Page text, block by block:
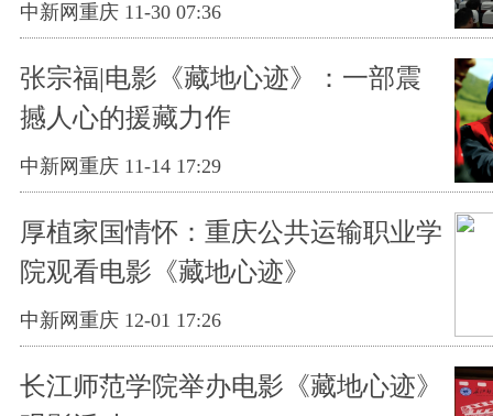
中新网重庆 11-30 07:36
张宗福|电影《藏地心迹》：一部震
撼人心的援藏力作
中新网重庆 11-14 17:29
厚植家国情怀：重庆公共运输职业学
院观看电影《藏地心迹》
中新网重庆 12-01 17:26
长江师范学院举办电影《藏地心迹》